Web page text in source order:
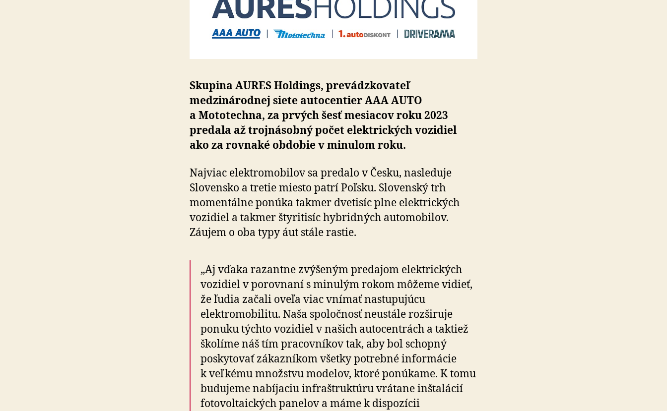
Skupina AURES Holdings, prevádzkovateľ
medzinárodnej siete autocentier AAA AUTO
a Mototechna, za prvých šesť mesiacov roku 2023
predala až trojnásobný počet elektrických vozidiel
ako za rovnaké obdobie v minulom roku.
Najviac elektromobilov sa predalo v Česku, nasleduje
Slovensko a tretie miesto patrí Poľsku. Slovenský trh
momentálne ponúka takmer dvetisíc plne elektrických
vozidiel a takmer štyritisíc hybridných automobilov.
Záujem o oba typy áut stále rastie.
„Aj vďaka razantne zvýšeným predajom elektrických
vozidiel v porovnaní s minulým rokom môžeme vidieť,
že ľudia začali oveľa viac vnímať nastupujúcu
elektromobilitu. Naša spoločnosť neustále rozširuje
ponuku týchto vozidiel v našich autocentrách a taktiež
školíme náš tím pracovníkov tak, aby bol schopný
poskytovať zákazníkom všetky potrebné informácie
k veľkému množstvu modelov, ktoré ponúkame. K tomu
budujeme nabíjaciu infraštruktúru vrátane inštalácií
fotovoltaických panelov a máme k dispozícii